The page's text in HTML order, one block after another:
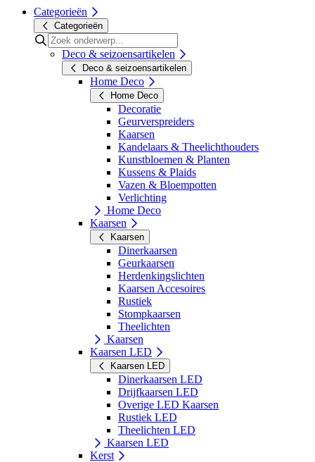
Categorieën
Categorieën
Deco & seizoensartikelen
Deco & seizoensartikelen
Home Deco
Home Deco
Decoratie
Geurverspreiders
Kaarsen
Kandelaars & Theelichthouders
Kunstbloemen & Planten
Kussens & Plaids
Vazen & Bloempotten
Verlichting
Home Deco
Kaarsen
Kaarsen
Dinerkaarsen
Geurkaarsen
Herdenkingslichten
Kaarsen Accesoires
Rustiek
Stompkaarsen
Theelichten
Kaarsen
Kaarsen LED
Kaarsen LED
Dinerkaarsen LED
Drijfkaarsen LED
Overige LED Kaarsen
Rustiek LED
Theelichten LED
Kaarsen LED
Kerst